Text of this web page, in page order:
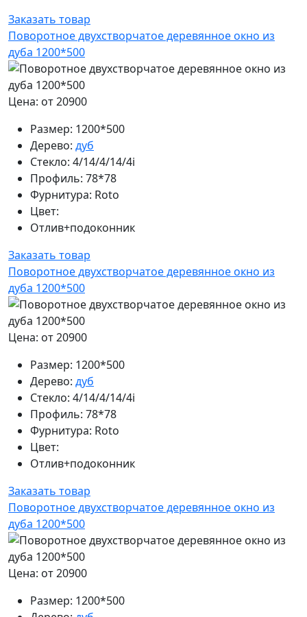
Заказать товар
Поворотное двухстворчатое деревянное окно из
дуба 1200*500
Цена: от 20900
Размер: 1200*500
Дерево: дуб
Стекло: 4/14/4/14/4i
Профиль: 78*78
Фурнитура: Roto
Цвет:
Отлив+подоконник
Заказать товар
Поворотное двухстворчатое деревянное окно из
дуба 1200*500
Цена: от 20900
Размер: 1200*500
Дерево: дуб
Стекло: 4/14/4/14/4i
Профиль: 78*78
Фурнитура: Roto
Цвет:
Отлив+подоконник
Заказать товар
Поворотное двухстворчатое деревянное окно из
дуба 1200*500
Цена: от 20900
Размер: 1200*500